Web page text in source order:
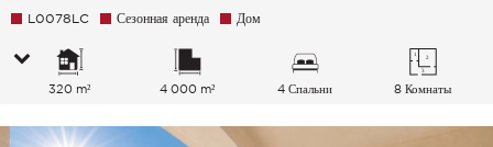
L0078LC Сезонная аренда Дом
320 m² 4 000 m² 4 Спальни 8 Комнаты